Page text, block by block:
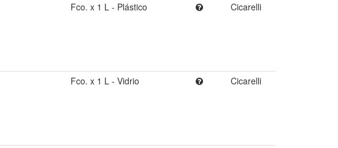
Fco. x 1 L - Plástico Cicarelli
Fco. x 1 L - Vidrio Cicarelli